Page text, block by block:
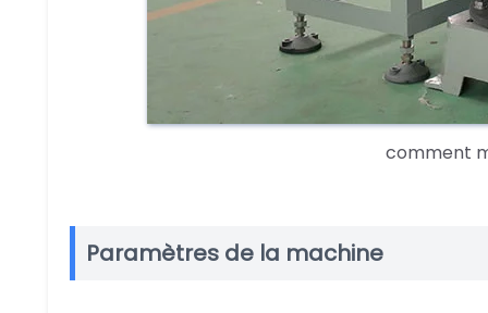
comment
Paramètres de la machine